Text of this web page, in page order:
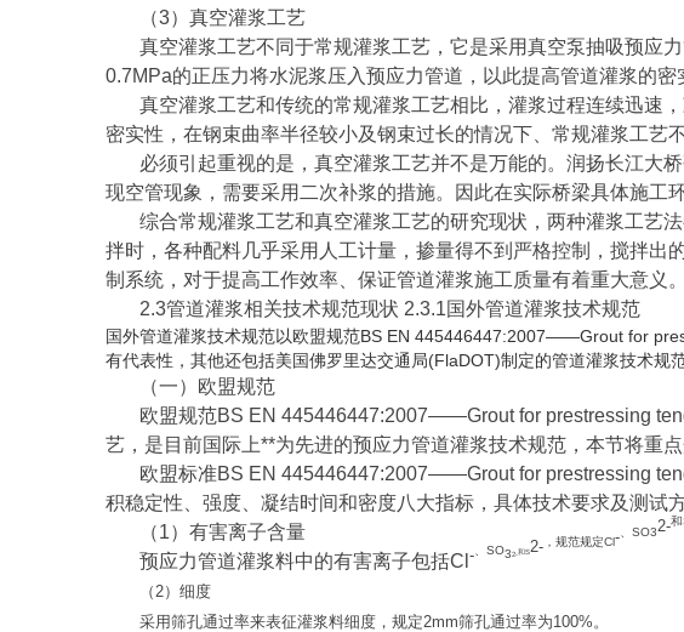
（3）真空灌浆工艺
真空灌浆工艺不同于常规灌浆工艺，它是采用真空泵抽吸预应
0.7MPa的正压力将水泥浆压入预应力管道，以此提高管道灌浆的密
真空灌浆工艺和传统的常规灌浆工艺相比，灌浆过程连续迅速
密实性，在钢束曲率半径较小及钢束过长的情况下、常规灌浆工艺
必须引起重视的是，真空灌浆工艺并不是万能的。润扬长江大
现空管现象，需要采用二次补浆的措施。因此在实际桥梁具体施工
综合常规灌浆工艺和真空灌浆工艺的研究现状，两种灌浆工艺
拌时，各种配料几乎采用人工计量，掺量得不到严格控制，搅拌
制系统，对于提高工作效率、保证管道灌浆施工质量有着重大意义。
2.3管道灌浆相关技术规范现状 2.3.1国外管道灌浆技术规范
国外管道灌浆技术规范以欧盟规范BS EN 445446447:2007——Grout for
有代表性，其他还包括美国佛罗里达交通局(FlaDOT)制定的管道灌浆技术规范
（一）欧盟规范
欧盟规范BS EN 445446447:2007——Grout for prestressing
艺，是目前国际上**为先进的预应力管道灌浆技术规范，本节将重点
欧盟标准BS EN 445446447:2007——Grout for prestressing
积稳定性、强度、凝结时间和密度八大指标，具体技术要求及测试
（1）有害离子含量
预应力管道灌浆料中的有害离子包括Cl - 、SO32-和S2- ，规范规定Cl- 、SO32-和
（2）细度
采用筛孔通过率来表征灌浆料细度，规定2mm筛孔通过率为100%。